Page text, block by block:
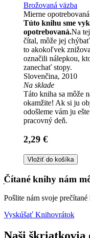
Brožovaná väzba
Mierne opotrebovaná
Túto knihu sme
opotrebovaná.Na
čítal, môže jej
to akokoľvek
označili nálepkou,
zanechať stopy.
Slovenčina, 2010
Na sklade
Táto kniha sa môže
okamžite! Ak si ju
odošleme vám ju
pracovný deň.
2,29 €
Vložiť do košíka
Čítané knihy nám
Pošlite nám svoje
Vyskúšať Knihovrátok